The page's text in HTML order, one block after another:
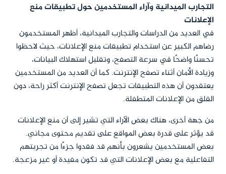
التجارب الميدانية وآراء المستخدمين حول تطبيقات منع
الإعلانات
في العديد من الدراسات والتجارب الميدانية، أظهر المستخدمون
رضاهم الكبير عن استخدام تطبيقات منع الإعلانات، حيث لاحظوا
تحسنًا واضحًا في سرعة التصفح، وتقليل استهلاك البيانات،
وزيادة الأمان أثناء تصفح الإنترنت. كما أن العديد من المستخدمين
يعتقدون أن هذه التطبيقات تجعل تصفح الإنترنت أكثر راحة، دون
القلق من الإعلانات المتطفلة.
من جهة أخرى، هناك بعض الآراء التي تشير إلى أن منع الإعلانات
قد يؤثر على قدرة بعض المواقع على تقديم محتوى مجاني.
بعض المستخدمين يشعرون بأنهم قد فقدوا جزءًا من تجربتهم
التفاعلية مع بعض الإعلانات التي قد تكون مفيدة أو غير مزعجة.